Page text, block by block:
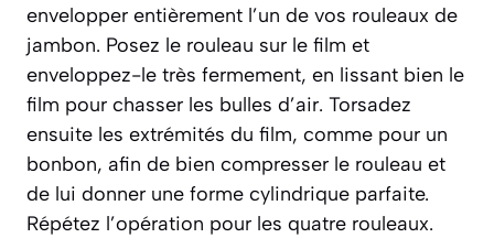
envelopper entièrement l’un de vos rouleaux de
jambon. Posez le rouleau sur le film et
enveloppez-le très fermement, en lissant bien le
film pour chasser les bulles d’air. Torsadez
ensuite les extrémités du film, comme pour un
bonbon, afin de bien compresser le rouleau et
de lui donner une forme cylindrique parfaite.
Répétez l’opération pour les quatre rouleaux.